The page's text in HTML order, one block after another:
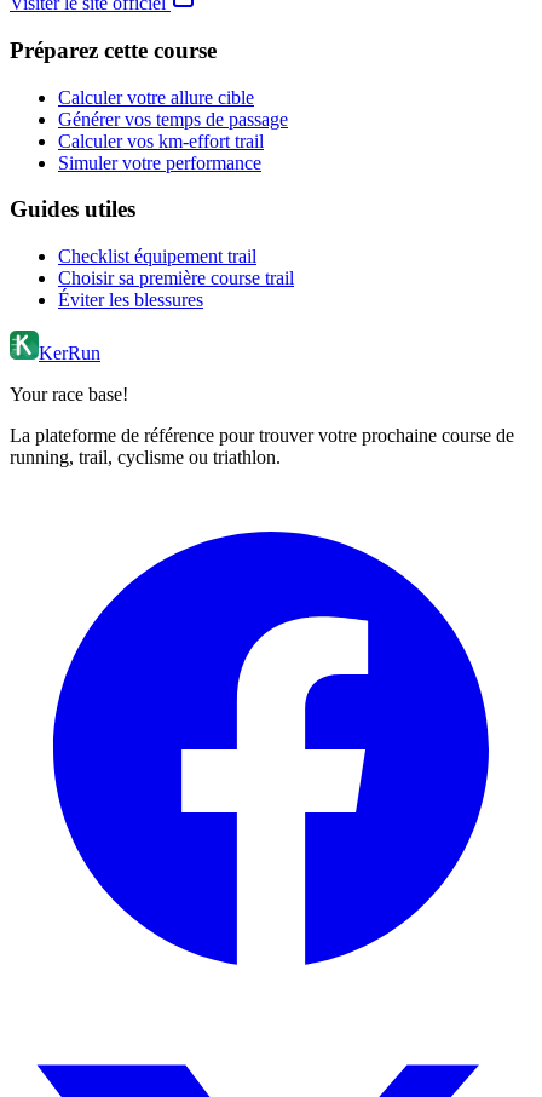
Préparez cette course
Calculer votre allure cible
Générer vos temps de passage
Calculer vos km-effort trail
Simuler votre performance
Guides utiles
Checklist équipement trail
Choisir sa première course trail
Éviter les blessures
KerRun
Your race base!
La plateforme de référence pour trouver votre prochaine course de
running, trail, cyclisme ou triathlon.